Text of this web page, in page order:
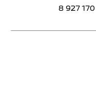
8 927